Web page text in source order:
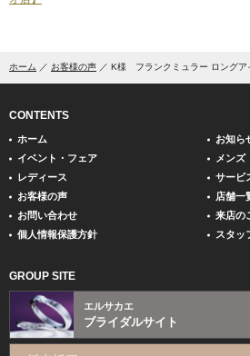
ホーム お客様の声 K様 フランクミュラー ロングア
CONTENTS
ホーム
お知ら
イベント・フェア
メンズ
レディース
サービ
お客様の声
店舗一
お問い合わせ
来店の
個人情報保護方針
スタッ
GROUP SITE
エルサカエ
ブライダルサイト